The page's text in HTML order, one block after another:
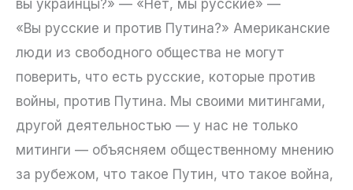
вы украинцы?» — «Нет, мы русские» —
«Вы русские и против Путина?» Американские
люди из свободного общества не могут
поверить, что есть русские, которые против
войны, против Путина. Мы своими митингами,
другой деятельностью — у нас не только
митинги — объясняем общественному мнению
за рубежом, что такое Путин, что такое война,